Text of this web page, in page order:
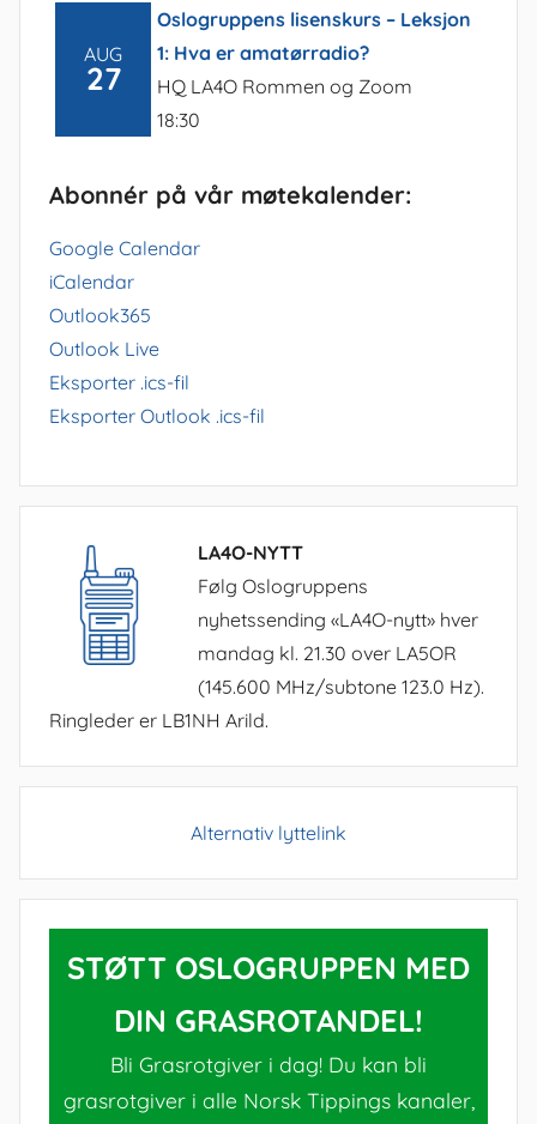
AUG
27
Oslogruppens lisenskurs – Leksjon
1: Hva er amatørradio?
HQ LA4O Rommen og Zoom
18:30
Abonnér på vår møtekalender:
Google Calendar
iCalendar
Outlook365
Outlook Live
Eksporter .ics-fil
Eksporter Outlook .ics-fil
LA4O-NYTT
Følg Oslogruppens
nyhetssending «LA4O-nytt» hver
mandag kl. 21.30 over LA5OR
(145.600 MHz/subtone 123.0 Hz).
Ringleder er LB1NH Arild.
Alternativ lyttelink
STØTT OSLOGRUPPEN MED
DIN GRASROTANDEL!
Bli Grasrotgiver i dag! Du kan bli
grasrotgiver i alle Norsk Tippings kanaler,